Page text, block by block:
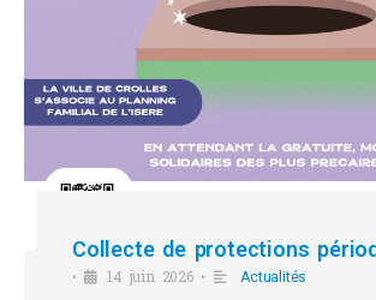
Collecte de protections
• 14 juin 2026 • Actualités